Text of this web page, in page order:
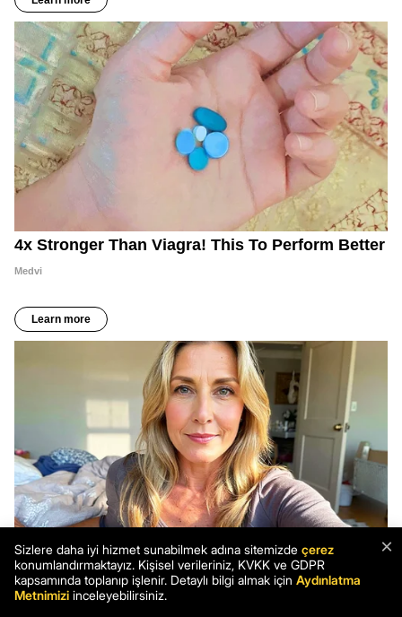
×
Sizlere daha iyi hizmet sunabilmek adına sitemizde çerez
konumlandırmaktayız. Kişisel verileriniz, KVKK ve GDPR
kapsamında toplanıp işlenir. Detaylı bilgi almak için Aydınlatma
Metnimizi inceleyebilirsiniz.